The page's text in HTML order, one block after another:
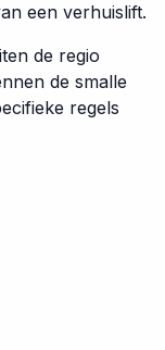
een verhuislift.
de regio
de smalle
regels